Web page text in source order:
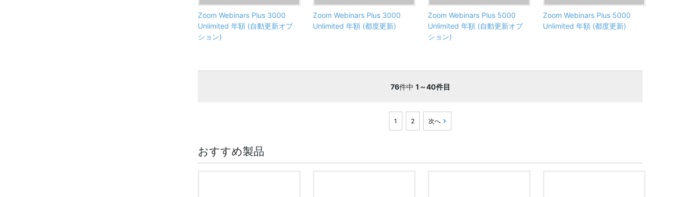
Zoom Webinars Plus 3000
Unlimited 年額 (自動更新オプ
ション)
Zoom Webinars Plus 3000
Unlimited 年額 (都度更新)
Zoom Webinars Plus 5000
Unlimited 年額 (自動更新オプ
ション)
Zoom Webinars Plus 5000
Unlimited 年額 (都度更新)
76件中 1～40件目
1 2 次へ
おすすめ製品